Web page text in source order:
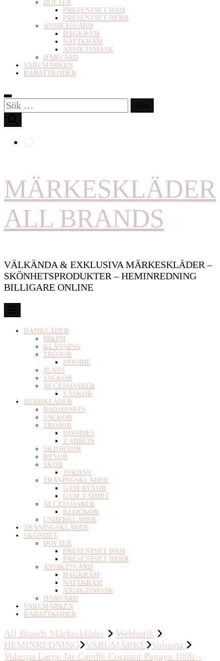
DOFTER
PRESENTSET DAM
PRESENTSET HERR
ANSIKTSVÅRD
DAGKRÄM
NATTKRÄM
ANSIKTSMASK
HÅRVÅRD
VARUMÄRKEN
RABATTKODER
Sök
efter:
MÄRKESKLÄDER
ALL BRANDS
VÄLKÄNDA & EXKLUSIVA MÄRKESKLÄDER –
SKÖNHETSPRODUKTER – HEMINREDNING
BILLIGARE ONLINE
DAMKLÄDER
BIKINI
KLÄNNING
TRÖJOR
HOODIE
JEANS
JACKOR
ACCESSOARER
VÄSKOR
HERRKLÄDER
BADSHORTS
JACKOR
TRÖJOR
HOODIES
T-SHIRTS
SKJORTOR
BYXOR
SKOR
JORDAN
TRÄNINGSKLÄDER
GYM BYXOR
GYM T-SHIRT
ACCESSOARER
KLOCKOR
UNDERKLÄDER
TRÄNINGSKLÄDER
SKÖNHET
DOFTER
PRESENTSET DAM
PRESENTSET HERR
ANSIKTSVÅRD
DAGKRÄM
NATTKRÄM
ANSIKTSMASK
HÅRVÅRD
VARUMÄRKEN
RABATTKODER
All Brands Mårkeskläder
Webbutik
HEMINREDNING VARUMÄRKE Voluspa
Voluspa Large Jar Candle Coconut Papaya 100h –